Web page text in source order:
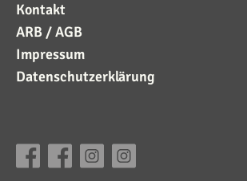
Kontakt
ARB / AGB
Impressum
Datenschutzerklärung